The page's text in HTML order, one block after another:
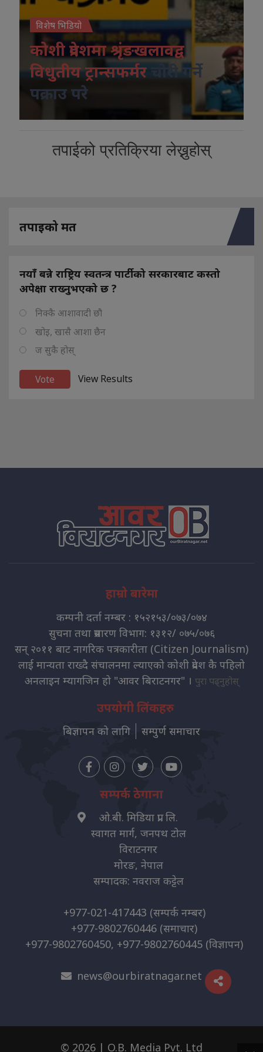
विशेष भिडियो
कोशी प्रदेशमा श्रृंङखलावद्व
विधुतीय ट्रान्सफर्मर
चोरी गर्ने
पक्राउ परे
तपाईको प्रतिक्रिया लेख्नुहोस्
तपाइको मत
नयाँ बन्ने राष्ट्रिय स्वतन्त्र पार्टीको सरकारबाट कस्तो
अपेक्षा राख्नुभएको छ ?
निक्कै आशावादी छौ
खोइ, खासै आशा छैन
ज सुकै होस्
View Results
हाम्रो बारेमा
कम्पनी दर्ता नम्बर : १५२१५३/०७३/०७४
सुचना तथा प्रसारण विभाग: १३१२/ ०७५/०७६
सन् २०११ बाट नागरिक पत्रकारीता (Citizen Journalism)
लाई मान्यता राख्दै संचालनमा ल्याएको कोशी प्रदेश कै पहिलो
अनलाइन म्यागजिन हो "आवर बिराटनगर" । पुरा पढ्नुहोस्
उपयोगी लिंकहरु
बिज्ञापन को लागि सम्पुर्ण समाचार
सम्पर्क ठेगाना
ओ.बी. मिडिया प्रा. लि.
स्वागत मार्ग, जनपथ टोल
विराटनगर
मोरङ, नेपाल
सम्पादक: नवराज कट्टेल
+977-021-417443 (सम्पर्क नम्बर)
+977-9802760446 (समाचार)
+977-9802760450, +977-9802760445 (विज्ञापन)
news@ourbiratnagar.net
© 2026 | O.B. Media Pvt. Ltd